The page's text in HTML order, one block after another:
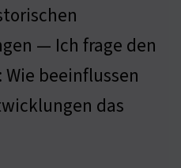
— Ich frage den
beeinflussen
das